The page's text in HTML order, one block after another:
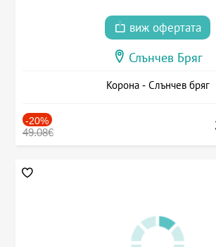
виж офертата
Слънчев Бряг
Корона - Слънчев бряг
-20%
49.08€